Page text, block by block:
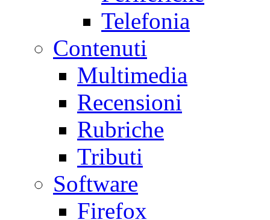
Telefonia
Contenuti
Multimedia
Recensioni
Rubriche
Tributi
Software
Firefox